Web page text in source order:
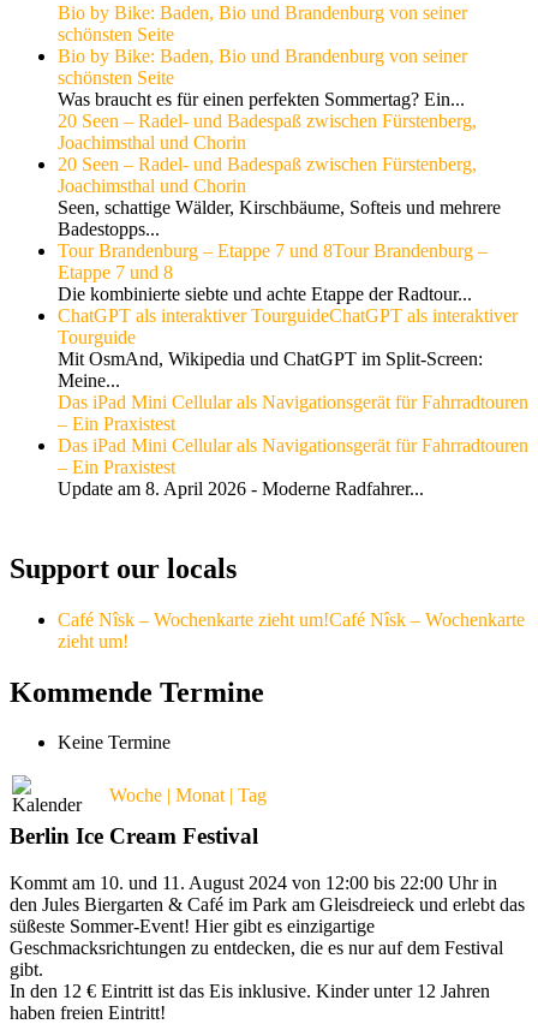
Bio by Bike: Baden, Bio und Brandenburg von seiner
schönsten Seite
Bio by Bike: Baden, Bio und Brandenburg von seiner
schönsten Seite
Was braucht es für einen perfekten Sommertag? Ein...
20 Seen – Radel- und Badespaß zwischen Fürstenberg,
Joachimsthal und Chorin
20 Seen – Radel- und Badespaß zwischen Fürstenberg,
Joachimsthal und Chorin
Seen, schattige Wälder, Kirschbäume, Softeis und mehrere
Badestopps...
Tour Brandenburg – Etappe 7 und 8Tour Brandenburg –
Etappe 7 und 8
Die kombinierte siebte und achte Etappe der Radtour...
ChatGPT als interaktiver TourguideChatGPT als interaktiver
Tourguide
Mit OsmAnd, Wikipedia und ChatGPT im Split-Screen:
Meine...
Das iPad Mini Cellular als Navigationsgerät für Fahrradtouren
– Ein Praxistest
Das iPad Mini Cellular als Navigationsgerät für Fahrradtouren
– Ein Praxistest
Update am 8. April 2026 - Moderne Radfahrer...
Support our locals
Café Nîsk – Wochenkarte zieht um!Café Nîsk – Wochenkarte
zieht um!
Kommende Termine
Keine Termine
Woche | Monat | Tag
Berlin Ice Cream Festival
Kommt am 10. und 11. August 2024 von 12:00 bis 22:00 Uhr in
den Jules Biergarten & Café im Park am Gleisdreieck und erlebt das
süßeste Sommer-Event! Hier gibt es einzigartige
Geschmacksrichtungen zu entdecken, die es nur auf dem Festival
gibt.
In den 12 € Eintritt ist das Eis inklusive. Kinder unter 12 Jahren
haben freien Eintritt!